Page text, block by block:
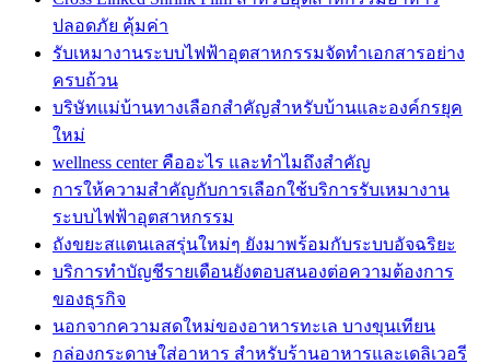
ปลอดภัย คุ้มค่า
รับเหมางานระบบไฟฟ้าอุตสาหกรรมจัดทำเอกสารอย่าง
ครบถ้วน
บริษัทแม่บ้านทางเลือกสำคัญสำหรับบ้านและองค์กรยุค
ใหม่
wellness center คืออะไร และทำไมถึงสำคัญ
การให้ความสำคัญกับการเลือกใช้บริการรับเหมางาน
ระบบไฟฟ้าอุตสาหกรรม
ถังขยะสแตนเลสรุ่นใหม่ๆ ยังมาพร้อมกับระบบอัจฉริยะ
บริการทำบัญชีรายเดือนยังตอบสนองต่อความต้องการ
ของธุรกิจ
นอกจากความสดใหม่ของอาหารทะเล บางขุนเทียน
กล่องกระดาษใส่อาหาร สำหรับร้านอาหารและเดลิเวอรี